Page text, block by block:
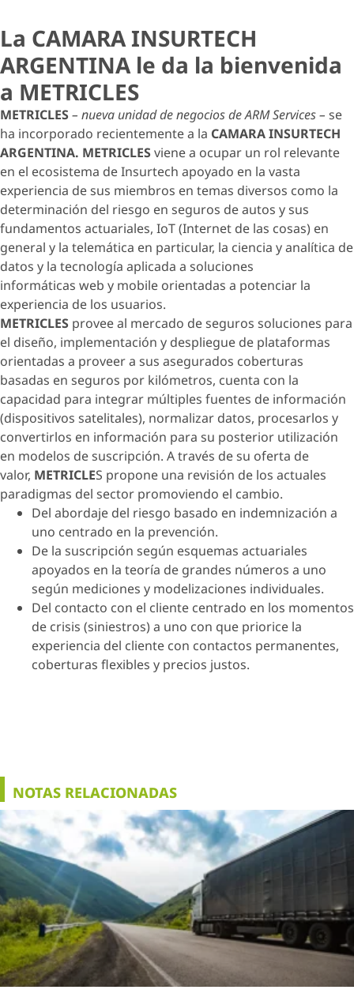
La CAMARA INSURTECH
ARGENTINA le da la bienvenida
a METRICLES
METRICLES– nueva unidad de negocios de ARM Services – se
ha incorporado recientemente a la CAMARA INSURTECH
ARGENTINA. METRICLESviene a ocupar un rol relevante
en el ecosistema de Insurtech apoyado en la vasta
experiencia de sus miembros en temas diversos como la
determinación del riesgo en seguros de autos y sus
fundamentos actuariales, IoT (Internet de las cosas) en
general y la telemática en particular, la ciencia y analítica de
datos y la tecnología aplicada a soluciones
informáticas web y mobile orientadas a potenciar la
experiencia de los usuarios.
METRICLES provee al mercado de seguros soluciones para
el diseño, implementación y despliegue de plataformas
orientadas a proveer a sus asegurados coberturas
basadas en seguros por kilómetros, cuenta con la
capacidad para integrar múltiples fuentes de información
(dispositivos satelitales), normalizar datos, procesarlos y
convertirlos en información para su posterior utilización
en modelos de suscripción. A través de su oferta de
valor, METRICLES propone una revisión de los actuales
paradigmas del sector promoviendo el cambio.
Del abordaje del riesgo basado en indemnización a
uno centrado en la prevención.
De la suscripción según esquemas actuariales
apoyados en la teoría de grandes números a uno
según mediciones y modelizaciones individuales.
Del contacto con el cliente centrado en los momentos
de crisis (siniestros) a uno con que priorice la
experiencia del cliente con contactos permanentes,
coberturas flexibles y precios justos.
NOTAS RELACIONADAS